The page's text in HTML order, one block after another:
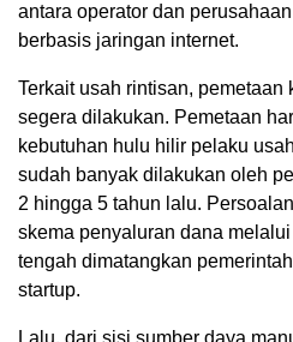
antara operator dan
berbasis jaringan internet.
Terkait usah rintisan, pemetaan
segera dilakukan. Pemetaan
kebutuhan hulu hilir pelaku
sudah banyak dilakukan oleh
2 hingga 5 tahun lalu.
skema penyaluran dana
tengah dimatangkan
startup.